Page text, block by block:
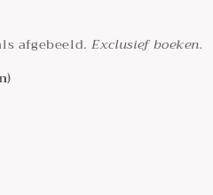
afgebeeld. Exclusief boeken.